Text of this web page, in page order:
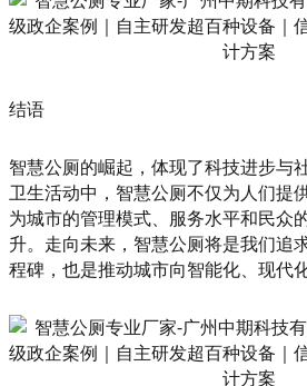
结语
智慧公厕的崛起，体现了科技进步与
卫生活动中，智慧公厕不仅为人们提
为城市的管理模式、服务水平和民众
升。走向未来，智慧公厕将是我们追
程碑，也是推动城市向智能化、现代